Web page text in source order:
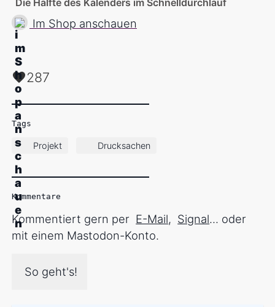
Im Shop anschauen
287
Tags
Projekt Drucksachen
Kommentare
Kommentiert gern per E-Mail, Signal... oder
mit einem Mastodon-Konto.
So geht's!